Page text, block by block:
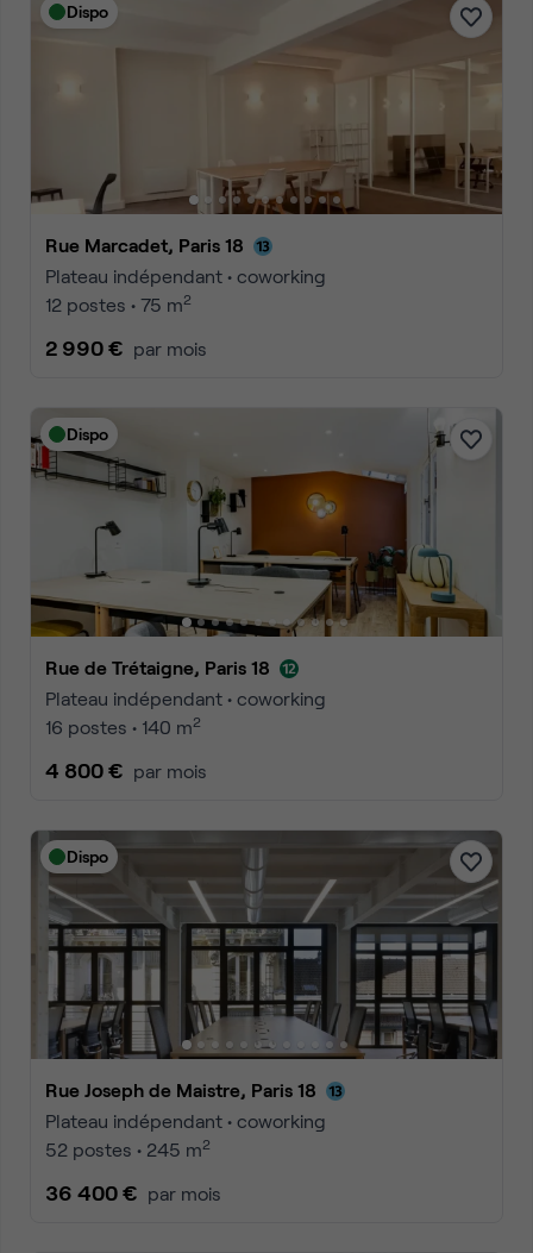
Dispo
Rue Marcadet, Paris 18
Plateau indépendant • coworking
12 postes • 75 m2
2 990 € par mois
Dispo
Rue de Trétaigne, Paris 18
Plateau indépendant • coworking
16 postes • 140 m2
4 800 € par mois
Dispo
Rue Joseph de Maistre, Paris 18
Plateau indépendant • coworking
52 postes • 245 m2
36 400 € par mois